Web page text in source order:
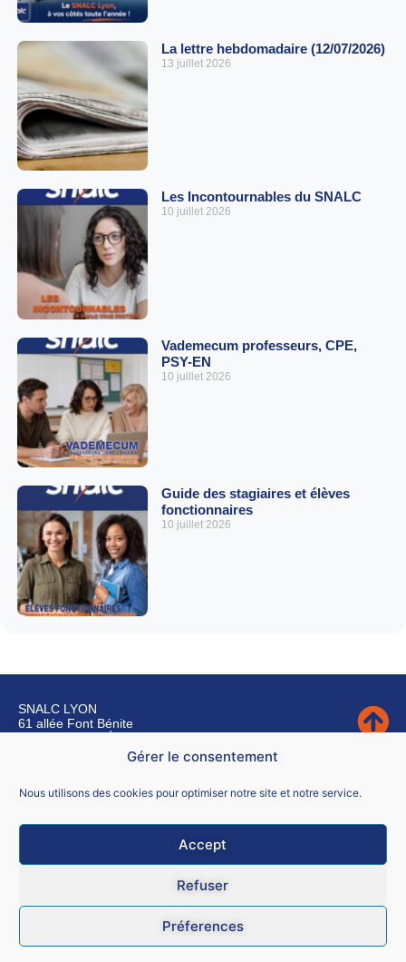
Gérer le consentement
Nous utilisons des cookies pour optimiser notre site et notre service.
Accept
Refuser
Préferences
La lettre hebdomadaire (12/07/2026)
13 juillet 2026
Les Incontournables du SNALC
10 juillet 2026
Vademecum professeurs, CPE,
PSY-EN
10 juillet 2026
Guide des stagiaires et élèves
fonctionnaires
10 juillet 2026
SNALC LYON
61 allée Font Bénite
42155 SAINT LÉGER SUR ROANNE
CGU